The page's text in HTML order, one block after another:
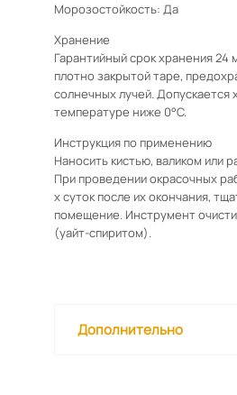
Морозостойкость: Да
Хранение
Гарантийный срок хранения 24
плотно закрытой таре,
солнечных лучей. Допускается
температуре ниже 0°С.
Инструкция по применению
Наносить кистью, валиком или
При проведении окрасочных
х суток после их окончания,
помещение. Инструмент
(уайт-спиритом).
Дополнительно